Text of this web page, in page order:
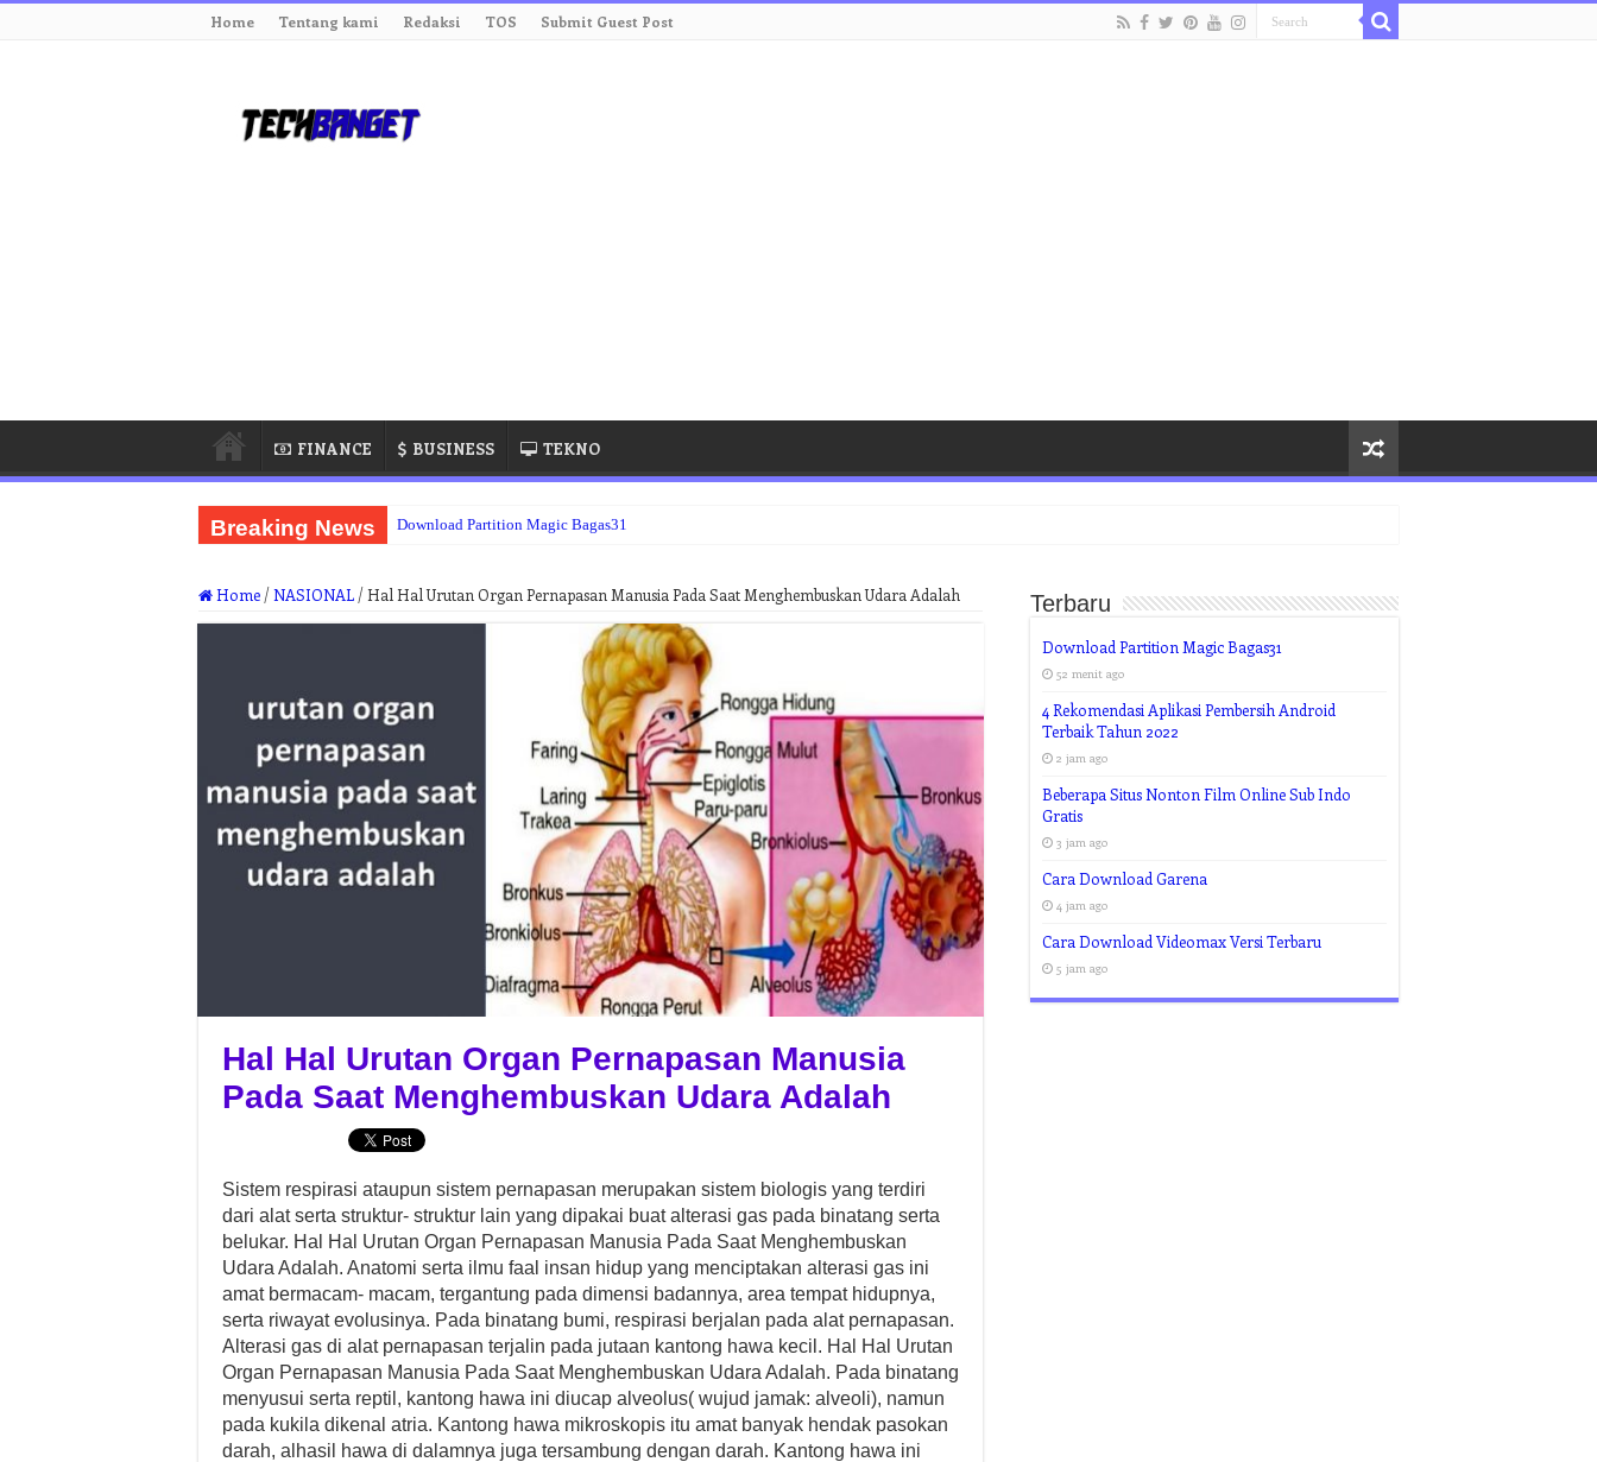
Home Tentang kami Redaksi TOS Submit Guest Post
FINANCE BUSINESS TEKNO
Breaking News Download Partition Magic Bagas31
Home /NASIONAL /Hal Hal Urutan Organ Pernapasan Manusia Pada Saat Menghembuskan Udara Adalah
Hal Hal Urutan Organ Pernapasan Manusia
Pada Saat Menghembuskan Udara Adalah
Sistem respirasi ataupun sistem pernapasan merupakan sistem biologis yang terdiri
dari alat serta struktur- struktur lain yang dipakai buat alterasi gas pada binatang serta
belukar. Hal Hal Urutan Organ Pernapasan Manusia Pada Saat Menghembuskan
Udara Adalah. Anatomi serta ilmu faal insan hidup yang menciptakan alterasi gas ini
amat bermacam- macam, tergantung pada dimensi badannya, area tempat hidupnya,
serta riwayat evolusinya. Pada binatang bumi, respirasi berjalan pada alat pernapasan.
Alterasi gas di alat pernapasan terjalin pada jutaan kantong hawa kecil. Hal Hal Urutan
Organ Pernapasan Manusia Pada Saat Menghembuskan Udara Adalah. Pada binatang
menyusui serta reptil, kantong hawa ini diucap alveolus( wujud jamak: alveoli), namun
pada kukila dikenal atria. Kantong hawa mikroskopis itu amat banyak hendak pasokan
darah, alhasil hawa di dalamnya juga tersambung dengan darah. Kantong hawa ini
Terbaru
Download Partition Magic Bagas31
52 menit ago
4 Rekomendasi Aplikasi Pembersih Android
Terbaik Tahun 2022
2 jam ago
Beberapa Situs Nonton Film Online Sub Indo
Gratis
3 jam ago
Cara Download Garena
4 jam ago
Cara Download Videomax Versi Terbaru
5 jam ago